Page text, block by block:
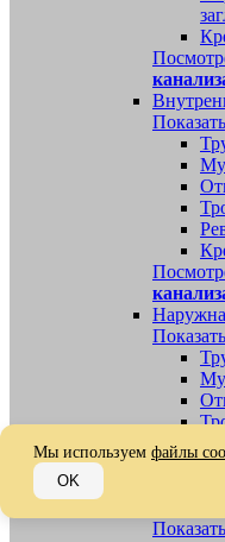
Мы используем файлы
OK